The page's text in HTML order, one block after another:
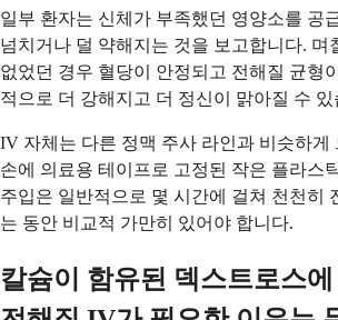
일부 환자는 신체가 부족했던 영양소를 공
넘치거나 덜 약해지는 것을 보고합니다. 며
없었던 경우 혈당이 안정되고 전해질 균형
적으로 더 강해지고 더 정신이 맑아질 수 있
IV 자체는 다른 정맥 주사 라인과 비슷하게
손에 의료용 테이프로 고정된 작은 플라스
주입은 일반적으로 몇 시간에 걸쳐 천천히
는 동안 비교적 가만히 있어야 합니다.
칼슘이 함유된 덱스트로스